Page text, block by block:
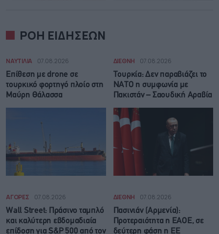
ΡΟΗ ΕΙΔΗΣΕΩΝ
ΝΑΥΤΙΛΙΑ 07.08.2026
Επίθεση με drone σε
τουρκικό φορτηγό πλοίο στη
Μαύρη Θάλασσα
ΔΙΕΘΝΗ 07.08.2026
Τουρκία: Δεν παραβιάζει το
ΝΑΤΟ η συμφωνία με
Πακιστάν – Σαουδική Αραβία
ΑΓΟΡΕΣ 07.08.2026
Wall Street: Πράσινο ταμπλό
και καλύτερη εβδομαδιαία
επίδοση για S&P 500 από τον
ΔΙΕΘΝΗ 07.08.2026
Πασινιάν (Αρμενία):
Προτεραιότητα η ΕΑΟΕ, σε
δεύτερη φάση η ΕΕ